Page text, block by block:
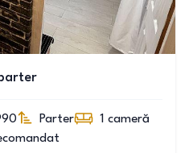
Parter 1 cameră